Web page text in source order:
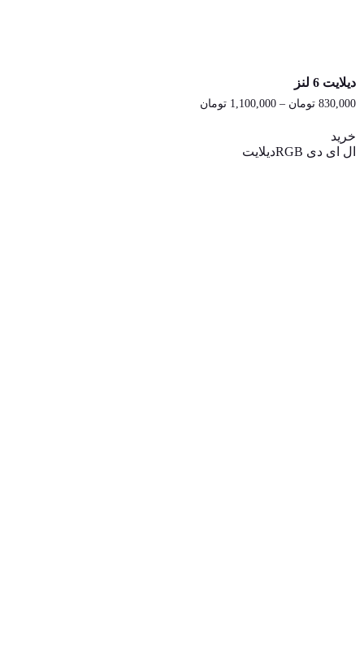
دیلایت 6 لنز
830,000 تومان –
1,100,000 تومان
خرید
ال ای دی RGB
دیلایت